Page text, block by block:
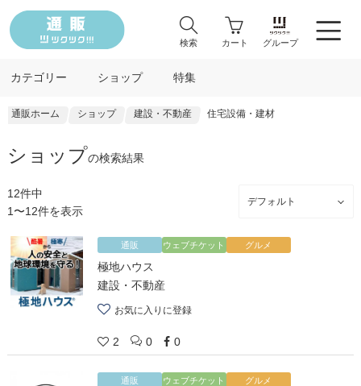
検索 カート グループ
カテゴリー ショップ 特集
通販ホーム ショップ 建設・不動産 住宅設備・建材
ショップの検索結果
12件中
1〜12件を表示
通販 ウェブチケット グルメ
極地ハウス
建設・不動産
お気に入りに登録
2 0 0
通販 ウェブチケット グルメ